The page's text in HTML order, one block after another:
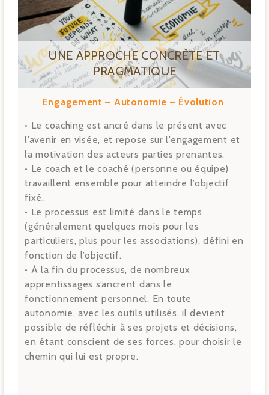
UNE APPROCHE CONCRÈTE ET
PRAGMATIQUE
Engagement – Autonomie – Évolution
• Le coaching est ancré dans le présent avec
l’avenir en visée, et repose sur l’engagement et
la motivation des acteurs parties prenantes.
• Le coach et le coaché (personne ou équipe)
travaillent ensemble pour atteindre l’objectif
fixé.
• Le processus est limité dans le temps
(généralement quelques mois pour les
particuliers, plus pour les associations), défini en
fonction de l’objectif.
• À la fin du processus, de nombreux
apprentissages s’ancrent dans le
fonctionnement personnel. En toute
autonomie, avec les outils utilisés, il devient
possible de réfléchir à ses projets et décisions,
en étant conscient de ses forces, pour choisir le
chemin qui lui est propre.